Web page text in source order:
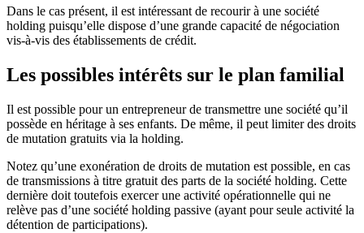
Dans le cas présent, il est intéressant de recourir à une société
holding puisqu’elle dispose d’une grande capacité de négociation
vis-à-vis des établissements de crédit.
Les possibles intérêts sur le plan familial
Il est possible pour un entrepreneur de transmettre une société qu’il
possède en héritage à ses enfants. De même, il peut limiter des droits
de mutation gratuits via la holding.
Notez qu’une exonération de droits de mutation est possible, en cas
de transmissions à titre gratuit des parts de la société holding. Cette
dernière doit toutefois exercer une activité opérationnelle qui ne
relève pas d’une société holding passive (ayant pour seule activité la
détention de participations).